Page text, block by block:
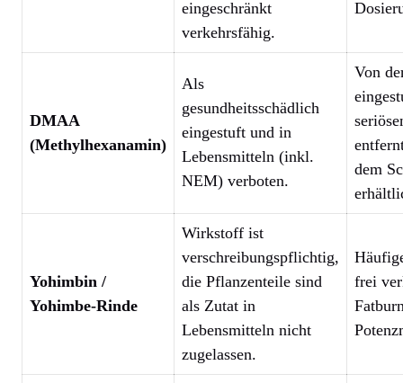
eingeschränkt
verkehrsfähig.
DMAA
(Methylhexanamin)
Als
gesundheitsschädlich
eingestuft und in
Lebensmitteln (inkl.
NEM) verboten.
Von
dem
Yohimbin /
Yohimbe-Rinde
Wirkstoff ist
verschreibungspflichtig,
die Pflanzenteile sind
als Zutat in
Lebensmitteln nicht
zugelassen.
frei